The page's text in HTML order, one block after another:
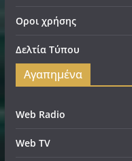
Οροι χρήσης
Δελτία Τύπου
Αγαπημένα
Web Radio
Web TV